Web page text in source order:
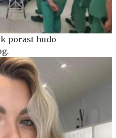
porast hudo